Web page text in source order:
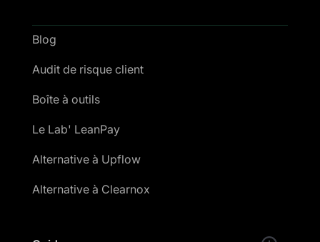
Blog
Audit de risque client
Boîte à outils
Le Lab' LeanPay
Alternative à Upflow
Alternative à Clearnox